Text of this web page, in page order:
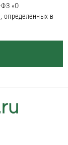
«О
определенных в